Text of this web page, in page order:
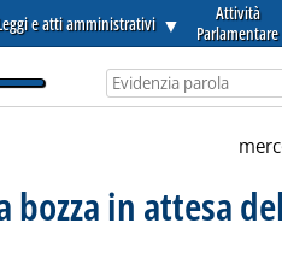
e atti amministrativi ▼
Attività
Parlamentare
bozza in attesa